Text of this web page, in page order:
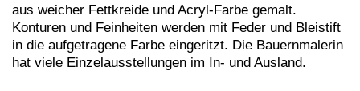
aus weicher Fettkreide und Acryl-Farbe gemalt.
Konturen und Feinheiten werden mit Feder und Bleistift
in die aufgetragene Farbe eingeritzt. Die Bauernmalerin
hat viele Einzelausstellungen im In- und Ausland.